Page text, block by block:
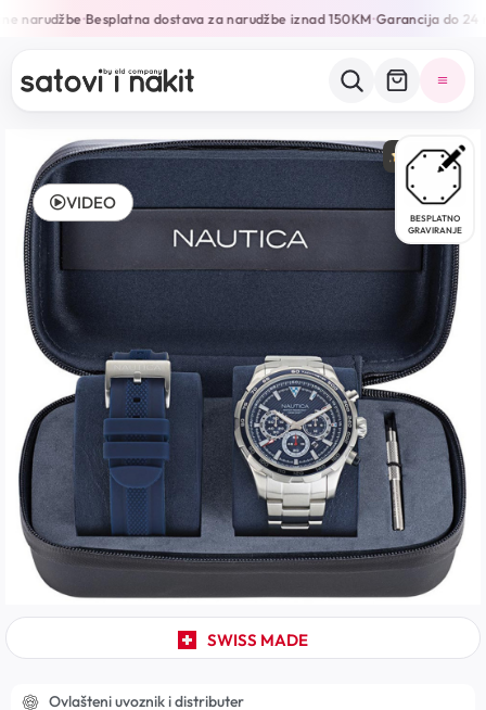
narudžbe•Besplatna dostava za narudžbe iznad 150KM•Garancija do 24
TRENDING
BESPLATNO
GRAVIRANJE
SWISS MADE
VIDEO
Ovlašteni uvoznik i distributer